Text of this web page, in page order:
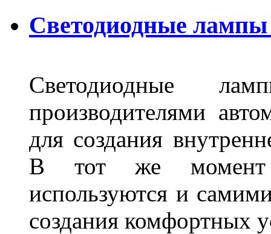
Светодиодные
Светодиодные
производителями
для создания
В тот же момент
используются и
создания комфортных